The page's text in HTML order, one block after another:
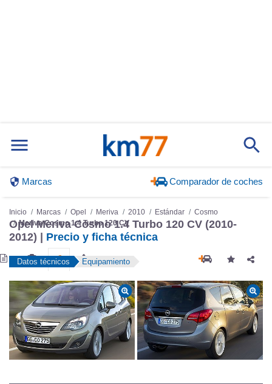
Marcas Comparador de coches
Inicio Marcas Opel Meriva 2010 Estándar
Cosmo
Meriva Cosmo 1.4 Turbo 120 CV
Opel Meriva Cosmo 1.4 Turbo 120 CV (2010-
2012) | Precio y ficha técnica
Datos técnicos Equipamiento